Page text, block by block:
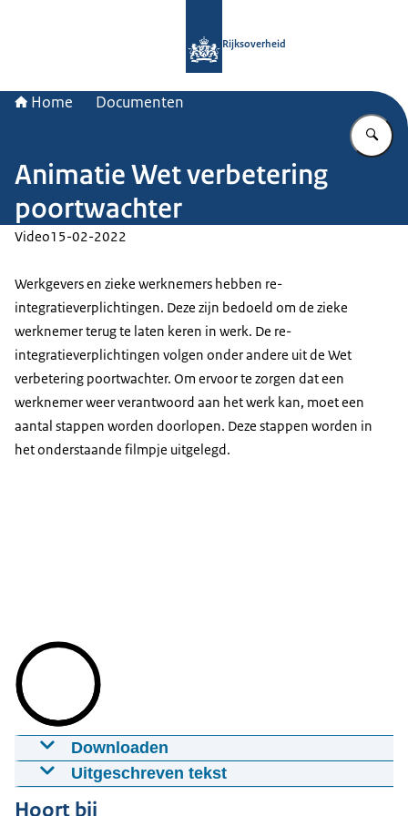
Rijksoverheid
Home Documenten
Animatie Wet verbetering
poortwachter
Video15-02-2022
Werkgevers en zieke werknemers hebben re-
integratieverplichtingen. Deze zijn bedoeld om de zieke
werknemer terug te laten keren in werk. De re-
integratieverplichtingen volgen onder andere uit de Wet
verbetering poortwachter. Om ervoor te zorgen dat een
werknemer weer verantwoord aan het werk kan, moet een
aantal stappen worden doorlopen. Deze stappen worden in
het onderstaande filmpje uitgelegd.
Downloaden
Animatie Wet verbetering poortwachter
15-02-2022mp4
Uitgeschreven tekst
Stel, een werknemer is langere tijd uit de roulatie,
Hoort bij